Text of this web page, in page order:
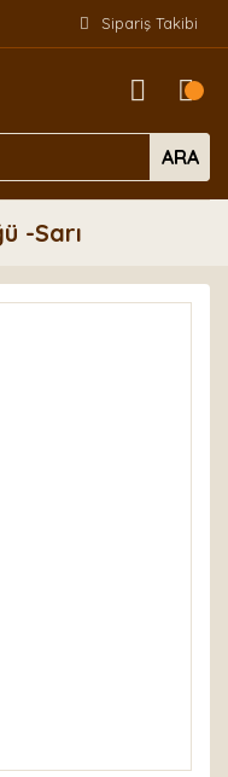
Sipariş Takibi
ARA
-Sarı